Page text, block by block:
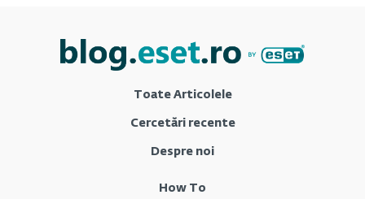
Toate Articolele
Cercetări recente
Despre noi
How To